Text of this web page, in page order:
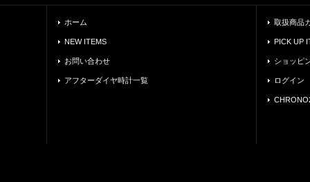
ホーム
NEW ITEMS
お問い合わせ
アフターダイヤ時計一覧
取扱商品
PICK UP
ショッピ
ログイン